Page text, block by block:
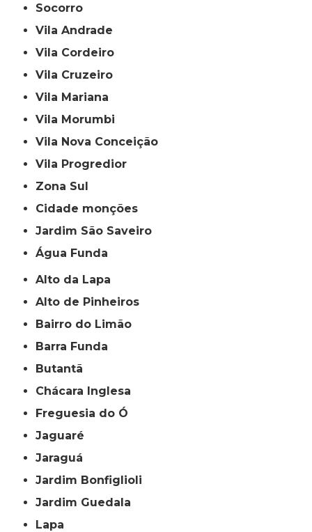
Socorro
Vila Andrade
Vila Cordeiro
Vila Cruzeiro
Vila Mariana
Vila Morumbi
Vila Nova Conceição
Vila Progredior
Zona Sul
cidade monções
jardim São Saveiro
Água Funda
Alto da Lapa
Alto de Pinheiros
Bairro do Limão
Barra Funda
Butantã
Chácara Inglesa
Freguesia do Ó
Jaguaré
Jaraguá
Jardim Bonfiglioli
Jardim Guedala
Lapa